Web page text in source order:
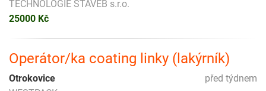
TECHNOLOGIE STAVEB s.r.o.
25000 Kč
Operátor/ka coating linky (lakýrník)
před týdnem
Otrokovice